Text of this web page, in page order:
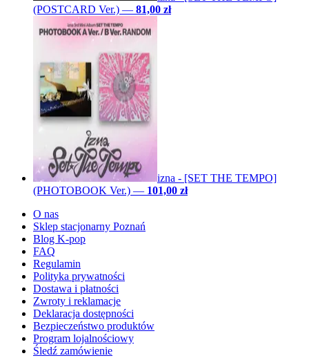
(POSTCARD Ver.) — 81,00 zł
izna - [SET THE TEMPO]
(PHOTOBOOK Ver.) — 101,00 zł
O nas
Sklep stacjonarny Poznań
Blog K-pop
FAQ
Regulamin
Polityka prywatności
Dostawa i płatności
Zwroty i reklamacje
Deklaracja dostępności
Bezpieczeństwo produktów
Program lojalnościowy
Śledź zamówienie